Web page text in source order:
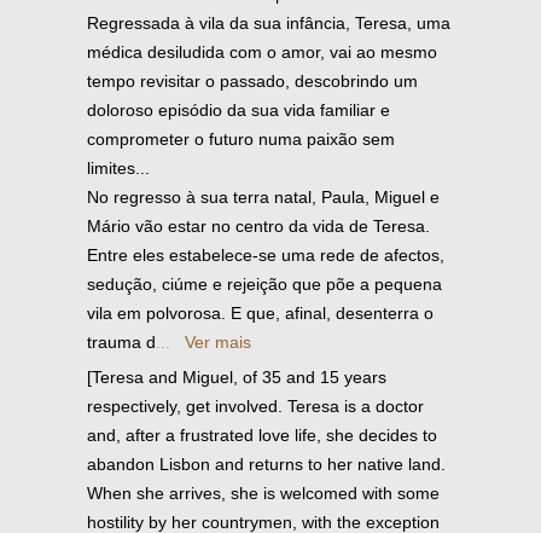
Regressada à vila da sua infância, Teresa, uma
médica desiludida com o amor, vai ao mesmo
tempo revisitar o passado, descobrindo um
doloroso episódio da sua vida familiar e
comprometer o futuro numa paixão sem
limites...
No regresso à sua terra natal, Paula, Miguel e
Mário vão estar no centro da vida de Teresa.
Entre eles estabelece-se uma rede de afectos,
sedução, ciúme e rejeição que põe a pequena
vila em polvorosa. E que, afinal, desenterra o
trauma d
Ver mais
[Teresa and Miguel, of 35 and 15 years
respectively, get involved. Teresa is a doctor
and, after a frustrated love life, she decides to
abandon Lisbon and returns to her native land.
When she arrives, she is welcomed with some
hostility by her countrymen, with the exception